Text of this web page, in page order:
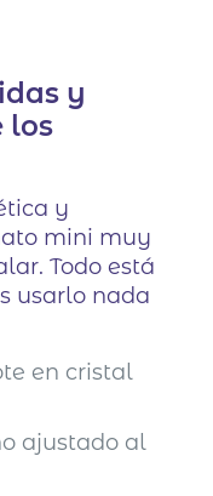
y
los
y
mini muy
Todo está
usarlo nada
en cristal
ajustado al